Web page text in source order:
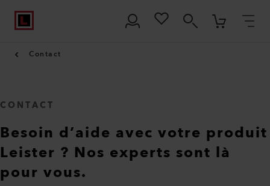
Contact
CONTACT
Besoin d’aide avec votre produit
Leister ? Nos experts sont là
pour vous.